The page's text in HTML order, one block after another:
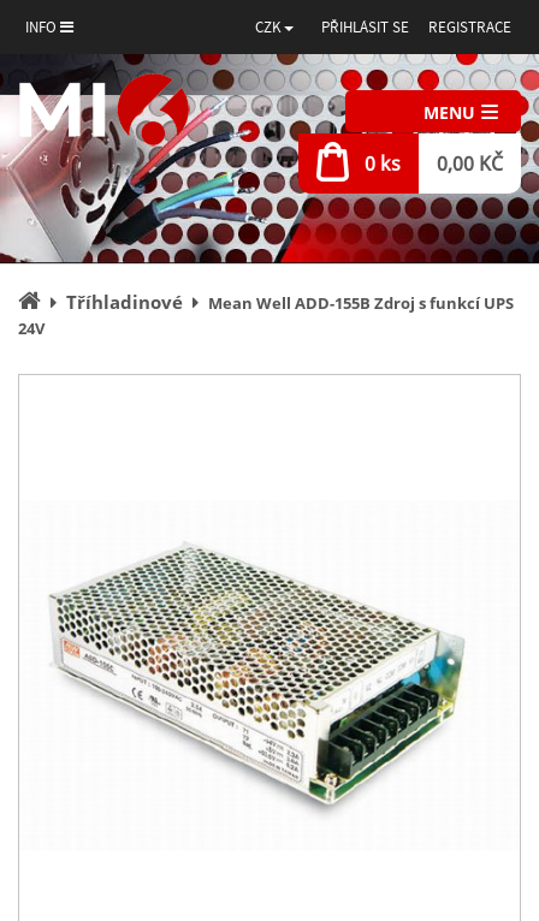
INFO CZK PŘIHLÁSIT SE REGISTRACE
MENU
0 ks 0,00 KČ
Úvodní
stránka
Tříhladinové
Mean Well ADD-155B Zdroj s funkcí UPS
24V